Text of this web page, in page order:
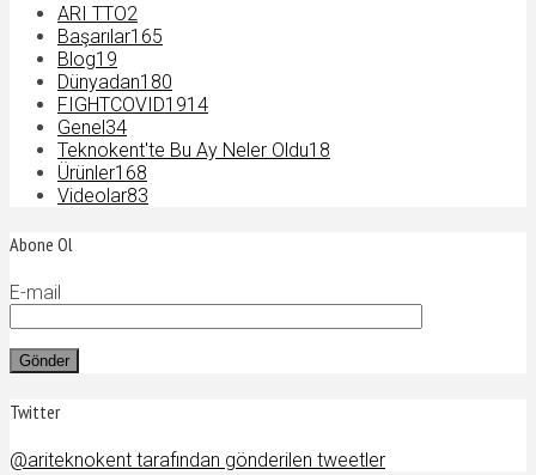
ARI TTO2
Başarılar165
Blog19
Dünyadan180
FIGHTCOVID1914
Genel34
Teknokent'te Bu Ay Neler Oldu18
Ürünler168
Videolar83
Abone Ol
E-mail
Twitter
@ariteknokent tarafından gönderilen tweetler